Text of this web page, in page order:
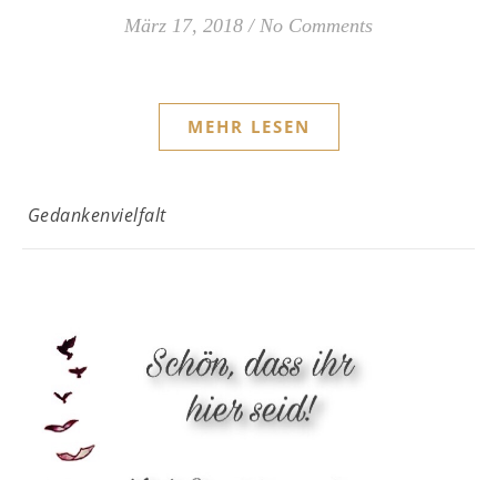
März 17, 2018 / No Comments
MEHR LESEN
Gedankenvielfalt